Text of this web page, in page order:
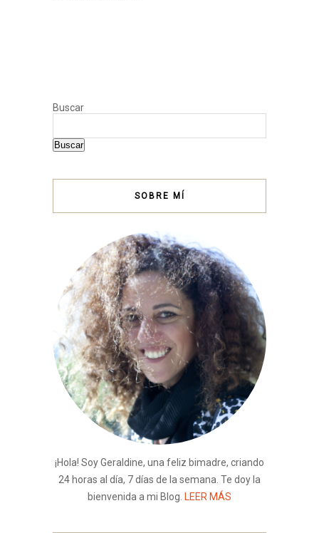
Buscar
Buscar
SOBRE MÍ
¡Hola! Soy Geraldine, una feliz bimadre, criando
24 horas al día, 7 días de la semana. Te doy la
bienvenida a mi Blog. LEER MÁS